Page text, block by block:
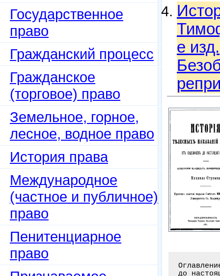
Государственное
право
Гражданский процесс
Гражданское
(торговое) право
Земельное, горное,
лесное, водное право
История права
Международное
(частное и публичное)
право
Пенитенциарное
право
е
до